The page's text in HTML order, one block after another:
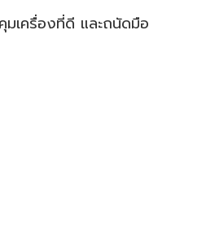
เครื่องที่ดี และถนัดมือ